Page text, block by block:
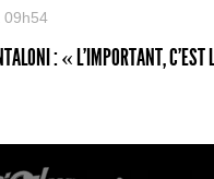
09h54
: « L'IMPORTANT, C'EST